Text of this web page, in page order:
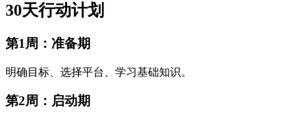
30天行动计划
第1周：准备期
明确目标、选择平台、学习基础知识。
第2周：启动期